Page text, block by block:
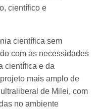
científico e
científica sem
com as necessidades
científica e da
mais amplo de
de Milei, com
no ambiente